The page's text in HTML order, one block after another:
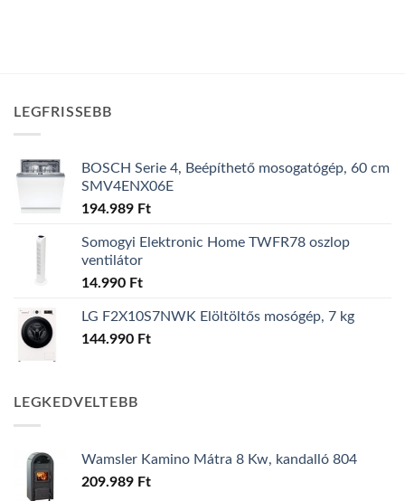
LEGFRISSEBB
BOSCH Serie 4, Beépíthető mosogatógép, 60 cm
SMV4ENX06E
194.989 Ft
Somogyi Elektronic Home TWFR78 oszlop
ventilátor
14.990 Ft
LG F2X10S7NWK Elöltöltős mosógép, 7 kg
144.990 Ft
LEGKEDVELTEBB
Wamsler Kamino Mátra 8 Kw, kandalló 804
209.989 Ft